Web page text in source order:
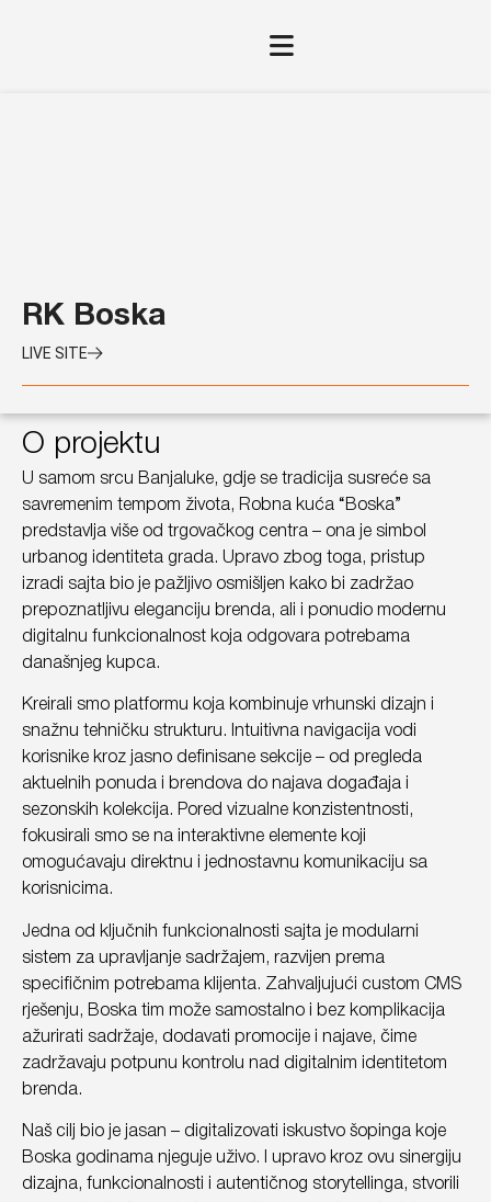
RK Boska
LIVE SITE
O projektu
U samom srcu Banjaluke, gdje se tradicija susreće sa
savremenim tempom života, Robna kuća “Boska”
predstavlja više od trgovačkog centra – ona je simbol
urbanog identiteta grada. Upravo zbog toga, pristup
izradi sajta bio je pažljivo osmišljen kako bi zadržao
prepoznatljivu eleganciju brenda, ali i ponudio modernu
digitalnu funkcionalnost koja odgovara potrebama
današnjeg kupca.
Kreirali smo platformu koja kombinuje vrhunski dizajn i
snažnu tehničku strukturu. Intuitivna navigacija vodi
korisnike kroz jasno definisane sekcije – od pregleda
aktuelnih ponuda i brendova do najava događaja i
sezonskih kolekcija. Pored vizualne konzistentnosti,
fokusirali smo se na interaktivne elemente koji
omogućavaju direktnu i jednostavnu komunikaciju sa
korisnicima.
Jedna od ključnih funkcionalnosti sajta je modularni
sistem za upravljanje sadržajem, razvijen prema
specifičnim potrebama klijenta. Zahvaljujući custom CMS
rješenju, Boska tim može samostalno i bez komplikacija
ažurirati sadržaje, dodavati promocije i najave, čime
zadržavaju potpunu kontrolu nad digitalnim identitetom
brenda.
Naš cilj bio je jasan – digitalizovati iskustvo šopinga koje
Boska godinama njeguje uživo. I upravo kroz ovu sinergiju
dizajna, funkcionalnosti i autentičnog storytellinga, stvorili